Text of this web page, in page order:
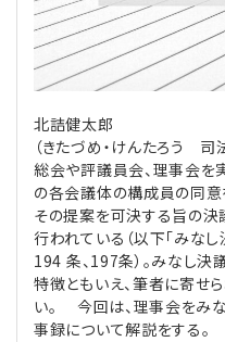
理事・監事
評議員
登記関連
定款関連
法改正-法人運営
会計処理
寄附
税務
インボイス
電子帳簿保存法
労務管理
給与計算
法改正-労務
法務
利益相反取引
個人情報
法改正-法務
経営
経営
資産運用
IT
連載
連載
論壇
カレンダー
NEWS・TOPIC・特報
【連載】公益法人制度のリ
【連載】これからの時代
【連載】採用・定着・育
【連載】事例に学ぶ立
無料記事
公益・一般法人オンラインと
登録案内
北詰健太郎
（きたづめ・けんたろう 司
総会や評議員会、理事会を
の各会議体の構成員の同意
その提案を可決する旨の決
行われている（以下「みなし
194 条、197条）。みなし
特徴ともいえ、筆者に寄せ
い。 今回は、理事会をみ
事録について解説をする。